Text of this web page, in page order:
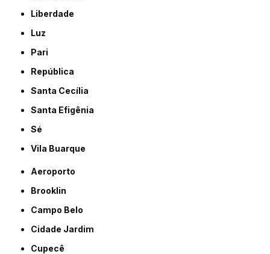
Liberdade
Luz
Pari
República
Santa Cecília
Santa Efigênia
Sé
Vila Buarque
Aeroporto
Brooklin
Campo Belo
Cidade Jardim
Cupecê